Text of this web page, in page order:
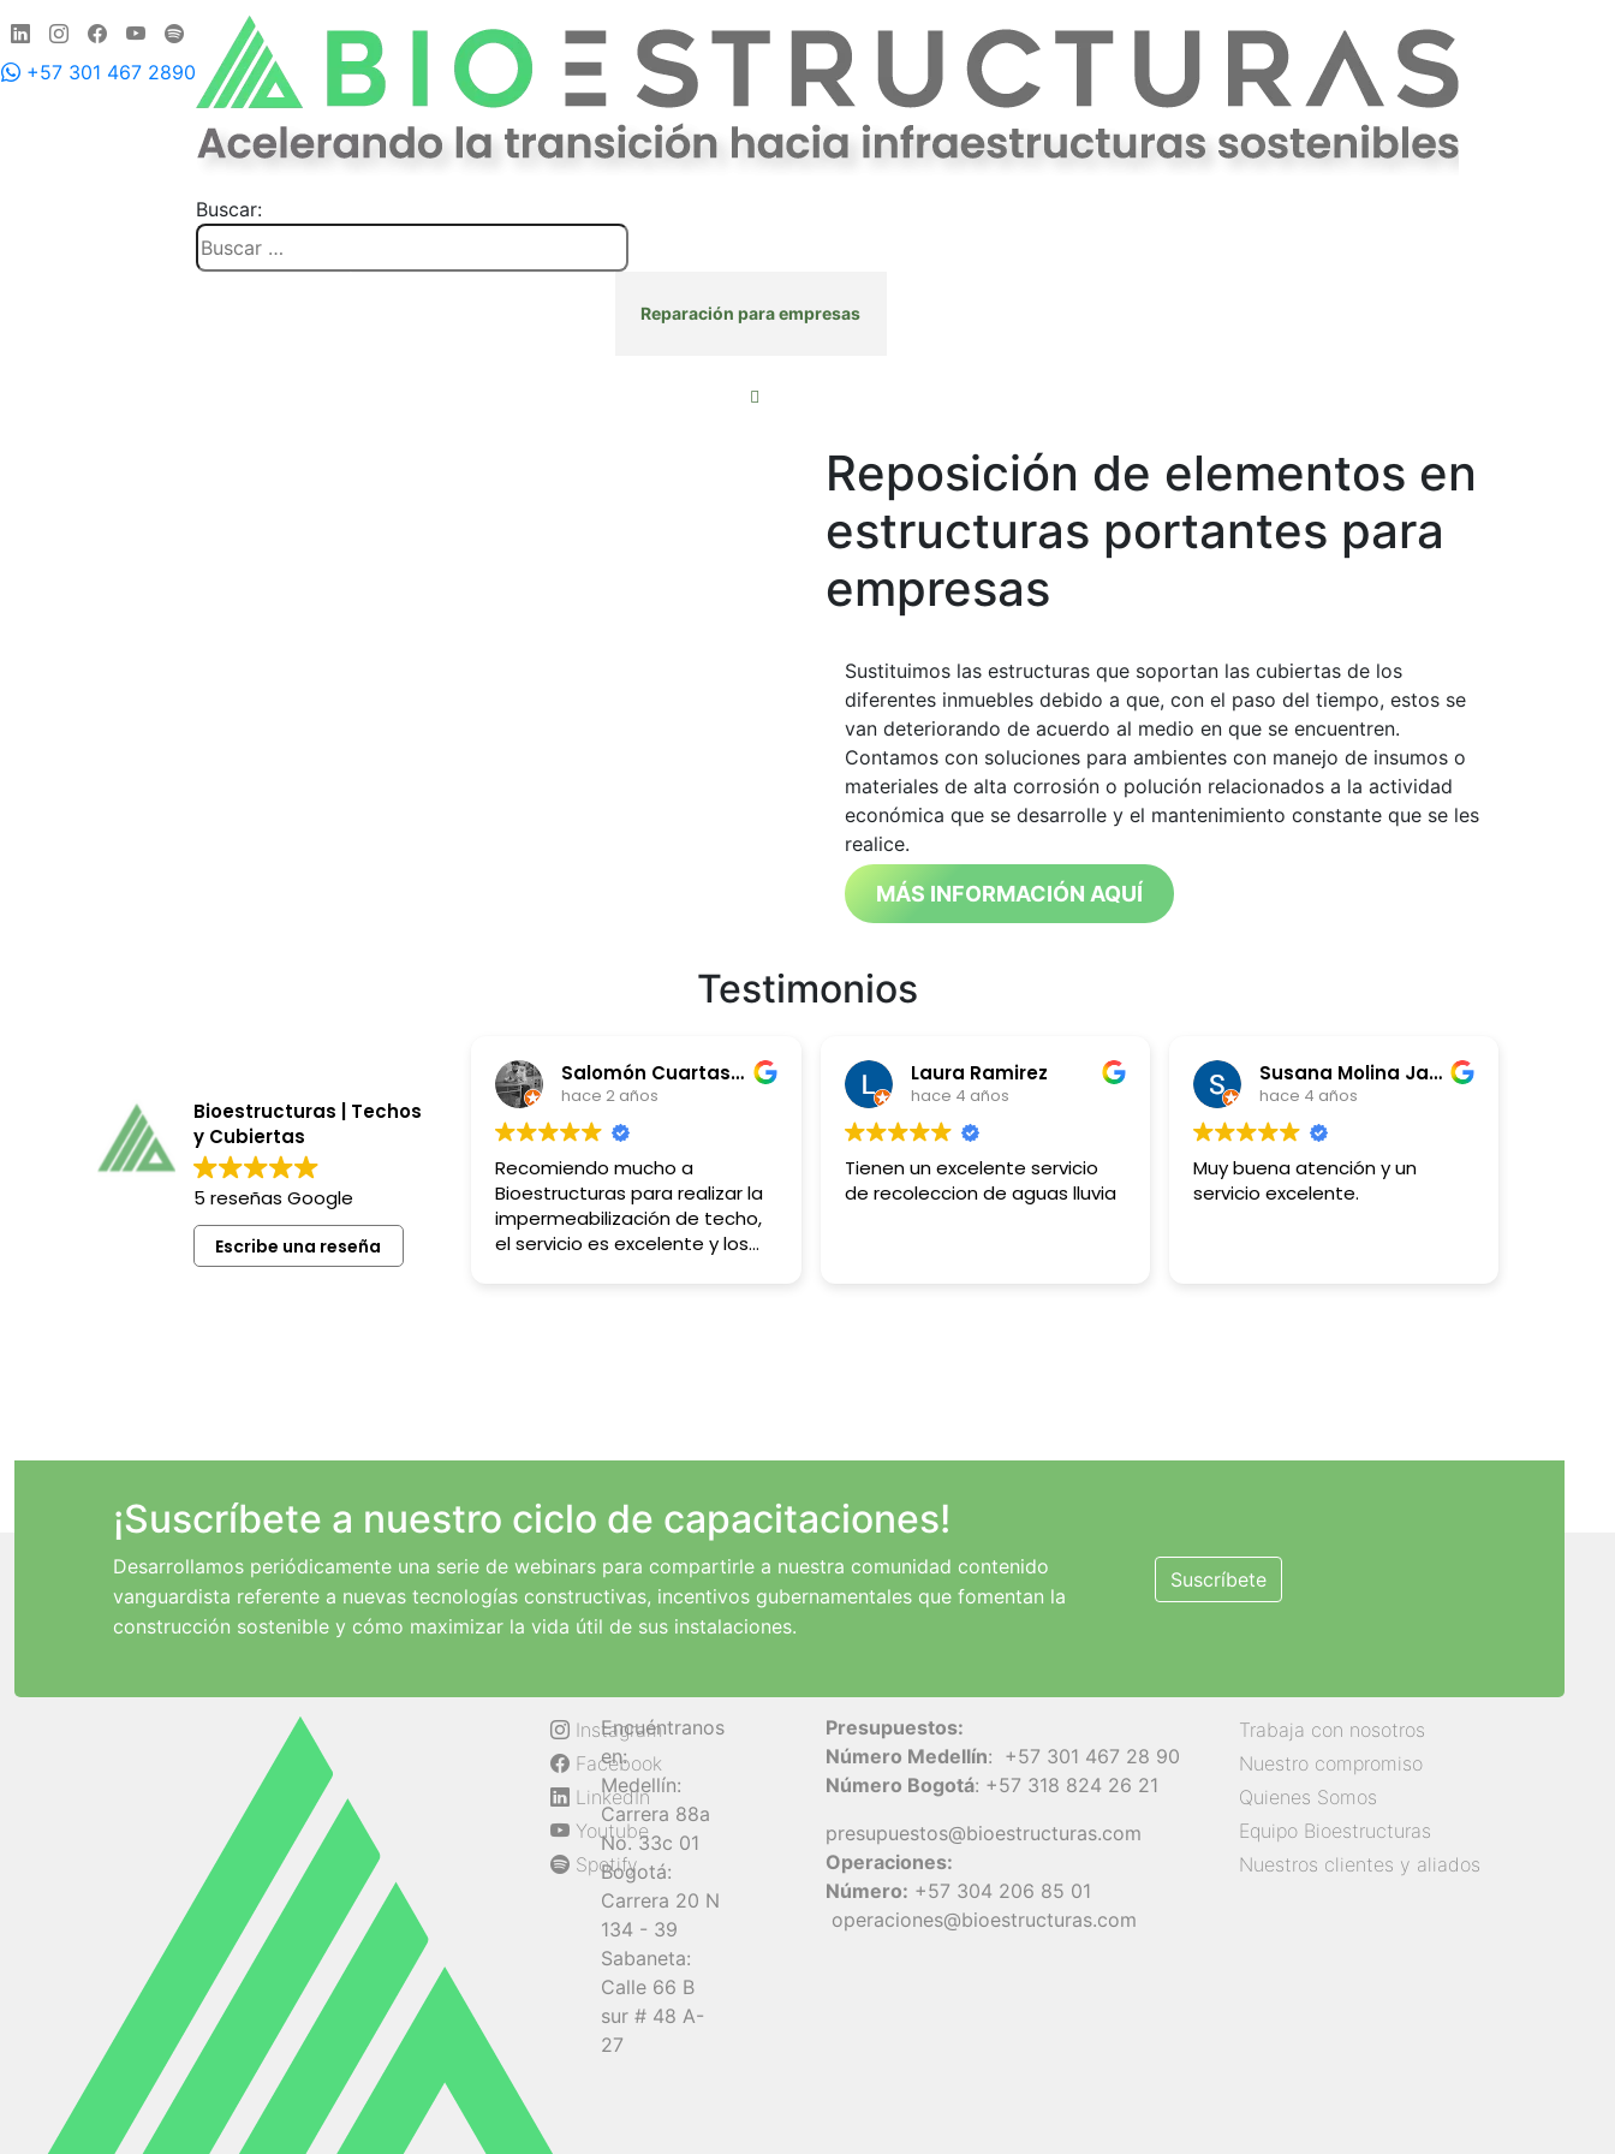
+57 301 467 2890
Buscar:
Reparación para empresas
Reposición de elementos en
estructuras portantes para
empresas
Sustituimos las estructuras que soportan las cubiertas de los
diferentes inmuebles debido a que, con el paso del tiempo, estos se
van deteriorando de acuerdo al medio en que se encuentren.
Contamos con soluciones para ambientes con manejo de insumos o
materiales de alta corrosión o polución relacionados a la actividad
económica que se desarrolle y el mantenimiento constante que se les
realice.
MÁS INFORMACIÓN AQUÍ
Testimonios
Bioestructuras | Techos
y Cubiertas
5 reseñas Google
Escribe una reseña
Salomón Cuartas Londoño
hace 2 años
Recomiendo mucho a
Bioestructuras para realizar la
impermeabilización de techo,
el servicio es excelente y los
Laura Ramirez
hace 4 años
Tienen un excelente servicio
de recoleccion de aguas lluvia
Susana Molina Jaramillo
hace 4 años
Muy buena atención y un
servicio excelente.
¡Suscríbete a nuestro ciclo de capacitaciones!
Desarrollamos periódicamente una serie de webinars para compartirle a nuestra comunidad contenido
vanguardista referente a nuevas tecnologías constructivas, incentivos gubernamentales que fomentan la
construcción sostenible y cómo maximizar la vida útil de sus instalaciones.
Suscríbete
Encuéntranos
en:
Medellín:
Carrera 88a
No. 33c 01
Bogotá:
Carrera 20 N
134 - 39
Sabaneta:
Calle 66 B
sur # 48 A-
27
Instagram
Facebook
LinkedIn
Youtube
Spotify
Presupuestos:
Número Medellín: +57 301 467 28 90
Número Bogotá: +57 318 824 26 21
presupuestos@bioestructuras.com
Operaciones:
Número: +57 304 206 85 01
operaciones@bioestructuras.com
Trabaja con nosotros
Nuestro compromiso
Quienes Somos
Equipo Bioestructuras
Nuestros clientes y aliados